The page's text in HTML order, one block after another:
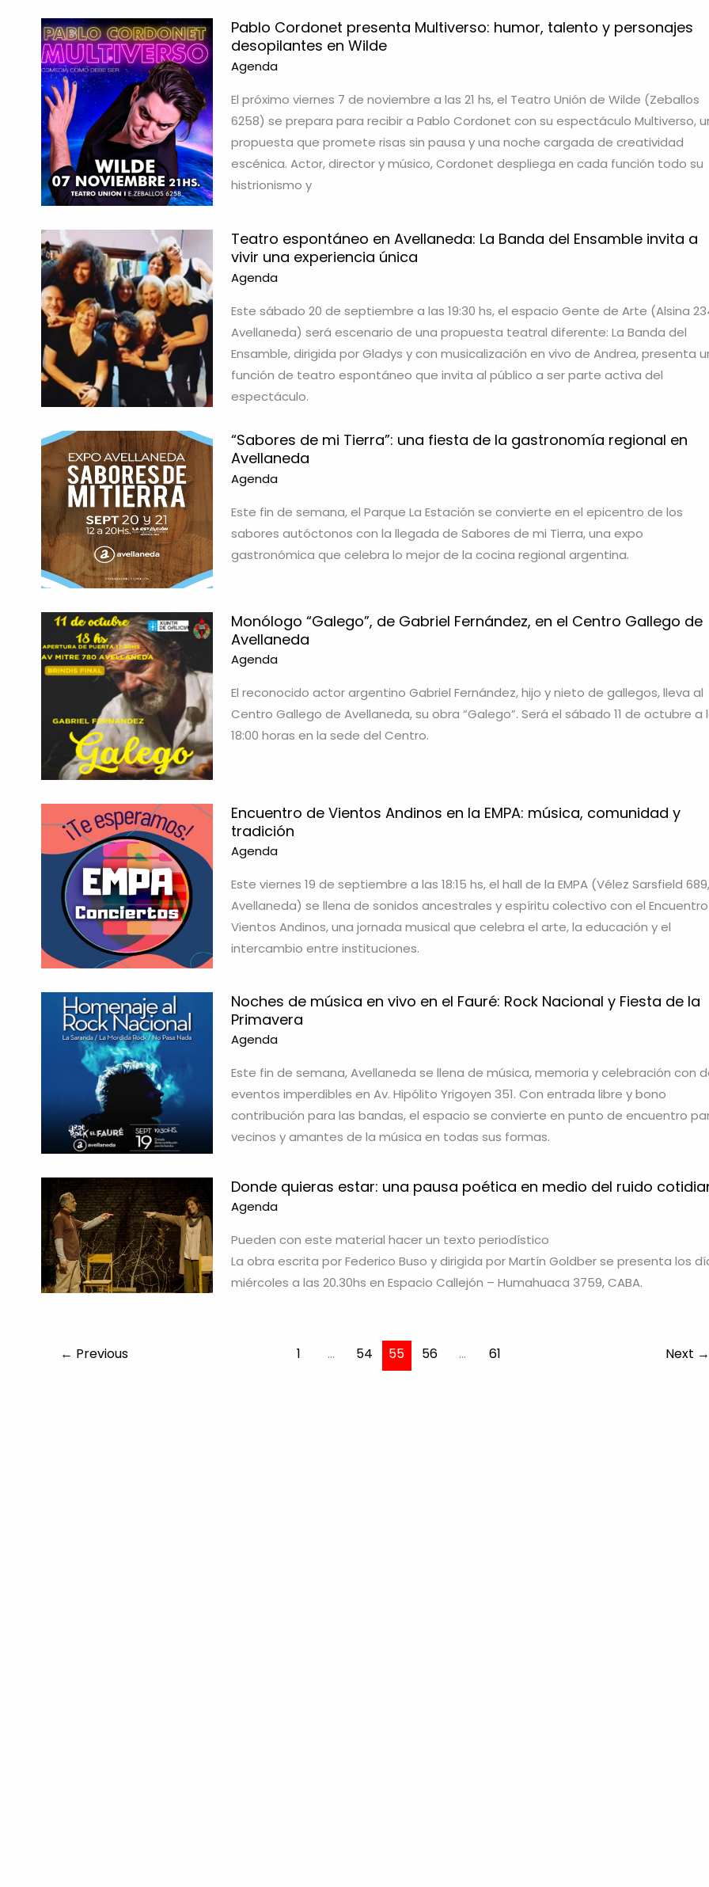
Pablo Cordonet presenta Multiverso: humor, talento y personajes
desopilantes en Wilde
Agenda
El próximo viernes 7 de noviembre a las 21 hs, el Teatro Unión de Wilde (Zeballos
6258) se prepara para recibir a Pablo Cordonet con su espectáculo Multiverso,
propuesta que promete risas sin pausa y una noche cargada de creatividad
escénica. Actor, director y músico, Cordonet despliega en cada función todo su
histrionismo y
Teatro espontáneo en Avellaneda: La Banda del Ensamble invita a
vivir una experiencia única
Agenda
Este sábado 20 de septiembre a las 19:30 hs, el espacio Gente de Arte (Alsina
Avellaneda) será escenario de una propuesta teatral diferente: La Banda del
Ensamble, dirigida por Gladys y con musicalización en vivo de Andrea, presenta
función de teatro espontáneo que invita al público a ser parte activa del
espectáculo.
“Sabores de mi Tierra”: una fiesta de la gastronomía regional en
Avellaneda
Agenda
Este fin de semana, el Parque La Estación se convierte en el epicentro de los
sabores autóctonos con la llegada de Sabores de mi Tierra, una expo
gastronómica que celebra lo mejor de la cocina regional argentina.
Monólogo “Galego”, de Gabriel Fernández, en el Centro Gallego de
Avellaneda
Agenda
El reconocido actor argentino Gabriel Fernández, hijo y nieto de gallegos, lleva al
Centro Gallego de Avellaneda, su obra “Galego”. Será el sábado 11 de octubre a
18:00 horas en la sede del Centro.
Encuentro de Vientos Andinos en la EMPA: música, comunidad y
tradición
Agenda
Este viernes 19 de septiembre a las 18:15 hs, el hall de la EMPA (Vélez Sarsfield 689,
Avellaneda) se llena de sonidos ancestrales y espíritu colectivo con el
Vientos Andinos, una jornada musical que celebra el arte, la educación y el
intercambio entre instituciones.
Noches de música en vivo en el Fauré: Rock Nacional y Fiesta de la
Primavera
Agenda
Este fin de semana, Avellaneda se llena de música, memoria y celebración con
eventos imperdibles en Av. Hipólito Yrigoyen 351. Con entrada libre y bono
contribución para las bandas, el espacio se convierte en punto de encuentro
vecinos y amantes de la música en todas sus formas.
Donde quieras estar: una pausa poética en medio del ruido
Agenda
Pueden con este material hacer un texto periodístico
La obra escrita por Federico Buso y dirigida por Martín Goldber se presenta los
miércoles a las 20.30hs en Espacio Callejón – Humahuaca 3759, CABA.
← Previous 1 … 54 55 56 … 61 Next